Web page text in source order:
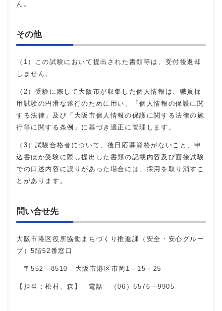
ん。
その他
（1）この試験において提出された書類等は、受付後返却
しません。
（2）受験に際して大阪市が収集した個人情報は、職員採
用試験の円滑な遂行のために用い、「個人情報の保護に関
する法律」及び「大阪市個人情報の保護に関する法律の施
行等に関する条例」に基づき適正に管理します。
（3）試験合格者について、後日応募資格がないこと、申
込書ほか受験に際し提出した書類の記載内容及び面接試験
での口述内容に誤りがあった場合には、採用を取り消すこ
とがあります。
問い合せ先
大阪市港区役所協働まちづくり推進課（安全・安心グルー
プ）5階52番窓口
〒552－8510 大阪市港区市岡1－15－25
【担当：松村、森】 電話 （06）6576－9905